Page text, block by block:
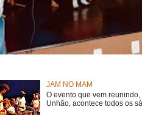
JAM NO MAM
O evento que vem
Unhão, acontece todos os